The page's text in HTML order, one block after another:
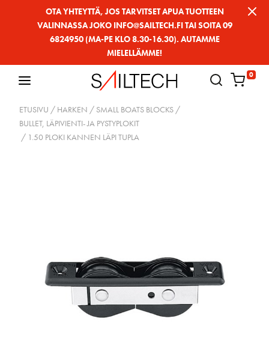
OTA YHTEYTTÄ, JOS TARVITSET APUA TUOTTEEN
VALINNASSA JOKO INFO@SAILTECH.FI TAI SOITA 09
6824950 (MA-PE KLO 8.30-16.30). AUTAMME
MIELELLÄMME!
0
ETUSIVU / HARKEN / SMALL BOATS BLOCKS /
BULLET, LÄPIVIENTI- JA PYSTYPLOKIT
/ 1.50 PLOKI KANNEN LÄPI TUPLA